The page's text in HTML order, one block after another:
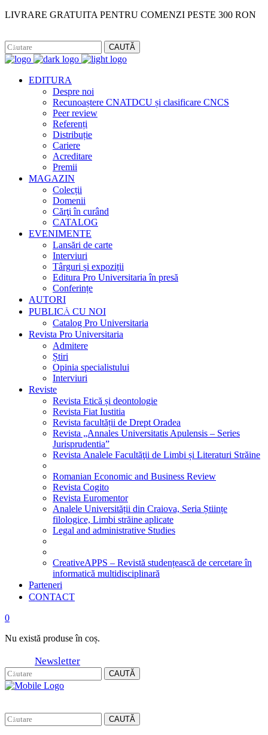
LIVRARE GRATUITA PENTRU COMENZI PESTE 300 RON
CAUTĂ
EDITURA
Despre noi
Recunoaștere CNATDCU și clasificare CNCS
Peer review
Referenți
Distribuție
Cariere
Acreditare
Premii
MAGAZIN
Colecții
Domenii
Cărţi în curând
CATALOG
EVENIMENTE
Lansări de carte
Interviuri
Târguri și expoziții
Editura Pro Universitaria în presă
Conferințe
AUTORI
PUBLICĂ CU NOI
Catalog Pro Universitaria
Revista Pro Universitaria
Admitere
Știri
Opinia specialistului
Interviuri
Reviste
Revista Etică și deontologie
Revista Fiat Iustitia
Revista facultății de Drept Oradea
Revista „Annales Universitatis Apulensis – Series
Jurisprudentia”
Revista Analele Facultăţii de Limbi și Literaturi Străine
Romanian Economic and Business Review
Revista Cogito
Revista Euromentor
Analele Universității din Craiova, Seria Științe
filologice, Limbi străine aplicate
Legal and administrative Studies
CreativeAPPS – Revistă studențească de cercetare în
informatică multidisciplinară
Parteneri
CONTACT
0
Nu există produse în coș.
Newsletter
CAUTĂ
CAUTĂ